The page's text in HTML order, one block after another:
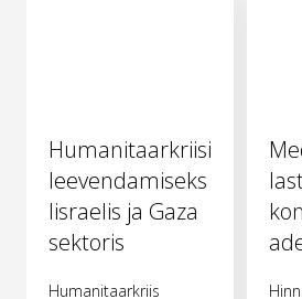
Humanitaarkriisi
leevendamiseks
Iisraelis ja Gaza
sektoris
Humanitaarkriis